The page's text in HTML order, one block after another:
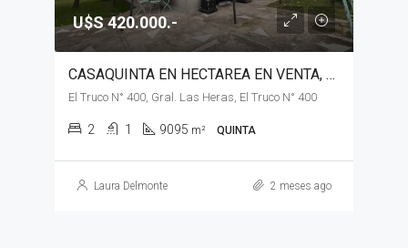
U$S 420.000.-
CASAQUINTA EN HECTAREA EN VENTA, GENERAL LAS HERAS
El Truco N° 400, Gral. Las Heras, El Truco N° 400
2 1 9095 m² QUINTA
Laura Delmonte 2 meses ago